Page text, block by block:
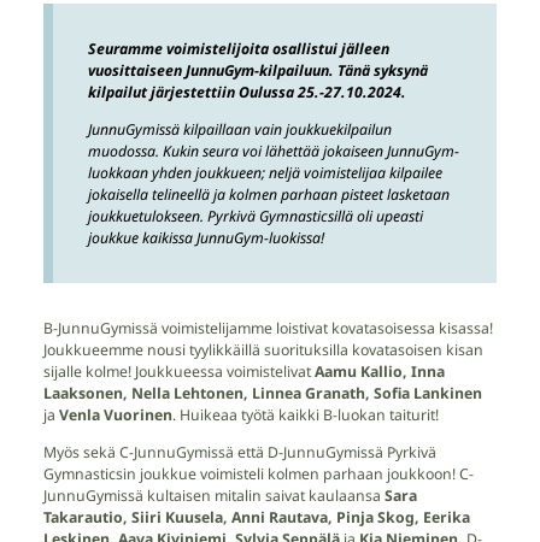
Seuramme voimistelijoita osallistui jälleen
vuosittaiseen JunnuGym-kilpailuun. Tänä syksynä
kilpailut järjestettiin Oulussa 25.-27.10.2024.
JunnuGymissä kilpaillaan vain joukkuekilpailun
muodossa. Kukin seura voi lähettää jokaiseen JunnuGym-
luokkaan yhden joukkueen; neljä voimistelijaa kilpailee
jokaisella telineellä ja kolmen parhaan pisteet lasketaan
joukkuetulokseen. Pyrkivä Gymnasticsillä oli upeasti
joukkue kaikissa JunnuGym-luokissa!
B-JunnuGymissä voimistelijamme loistivat kovatasoisessa kisassa!
Joukkueemme nousi tyylikkäillä suorituksilla kovatasoisen kisan
sijalle kolme! Joukkueessa voimistelivatAamu Kallio, Inna
Laaksonen, Nella Lehtonen, Linnea Granath, Sofia Lankinen
ja Venla Vuorinen. Huikeaa työtä kaikki B-luokan taiturit!
Myös sekä C-JunnuGymissä että D-JunnuGymissä Pyrkivä
Gymnasticsin joukkue voimisteli kolmen parhaan joukkoon! C-
JunnuGymissä kultaisen mitalin saivat kaulaansa Sara
Takarautio, Siiri Kuusela, Anni Rautava, Pinja Skog, Eerika